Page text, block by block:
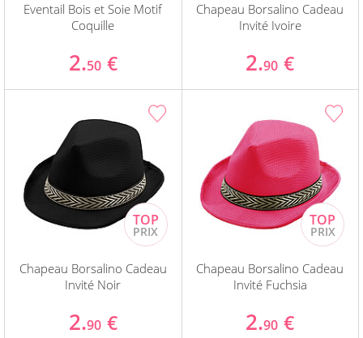
Eventail Bois et Soie Motif
Coquille
2.50 €
Chapeau Borsalino Cadeau
Invité Ivoire
2.90 €
Chapeau Borsalino Cadeau
Invité Noir
2.90 €
Chapeau Borsalino Cadeau
Invité Fuchsia
2.90 €